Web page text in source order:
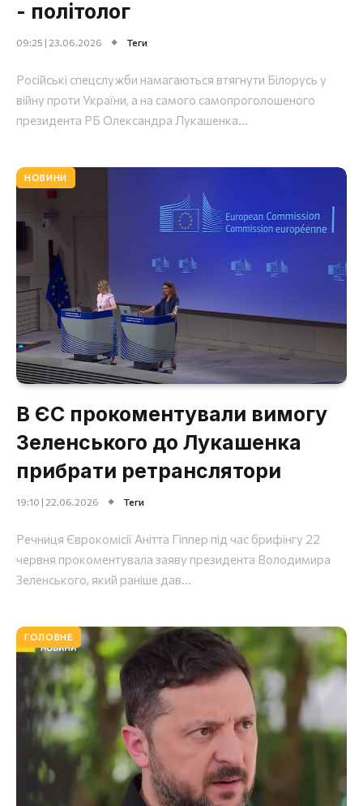
- політолог
09:25 | 23.06.2026 Теги
Російські спецслужби намагаються втягнути Білорусь у
війну проти України, а на самого самопроголошеного
президента РБ Олександра Лукашенка...
НОВИНИ
В ЄС прокоментували вимогу
Зеленського до Лукашенка
прибрати ретранслятори
19:10 | 22.06.2026 Теги
Речниця Єврокомісії Анітта Гіппер під час брифінгу 22
червня прокоментувала заяву президента Володимира
Зеленського, який раніше дав...
ГОЛОВНЕ